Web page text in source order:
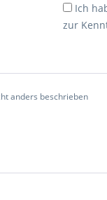
Ich
zur
anders beschrieben